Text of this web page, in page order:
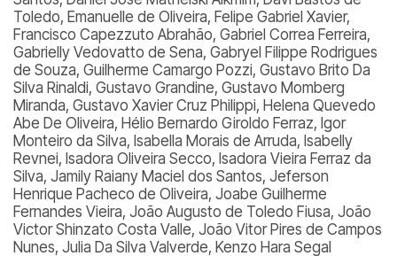
Toledo, Emanuelle de Oliveira, Felipe Gabriel Xavier,
Francisco Capezzuto Abrahão, Gabriel Correa Ferreira,
Gabrielly Vedovatto de Sena, Gabryel Filippe Rodrigues
de Souza, Guilherme Camargo Pozzi, Gustavo Brito Da
Silva Rinaldi, Gustavo Grandine, Gustavo Momberg
Miranda, Gustavo Xavier Cruz Philippi, Helena Quevedo
Abe De Oliveira, Hélio Bernardo Giroldo Ferraz, Igor
Monteiro da Silva, Isabella Morais de Arruda, Isabelly
Revnei, Isadora Oliveira Secco, Isadora Vieira Ferraz da
Silva, Jamily Raiany Maciel dos Santos, Jeferson
Henrique Pacheco de Oliveira, Joabe Guilherme
Fernandes Vieira, João Augusto de Toledo Fiusa, João
Victor Shinzato Costa Valle, João Vitor Pires de Campos
Nunes, Julia Da Silva Valverde, Kenzo Hara Segal